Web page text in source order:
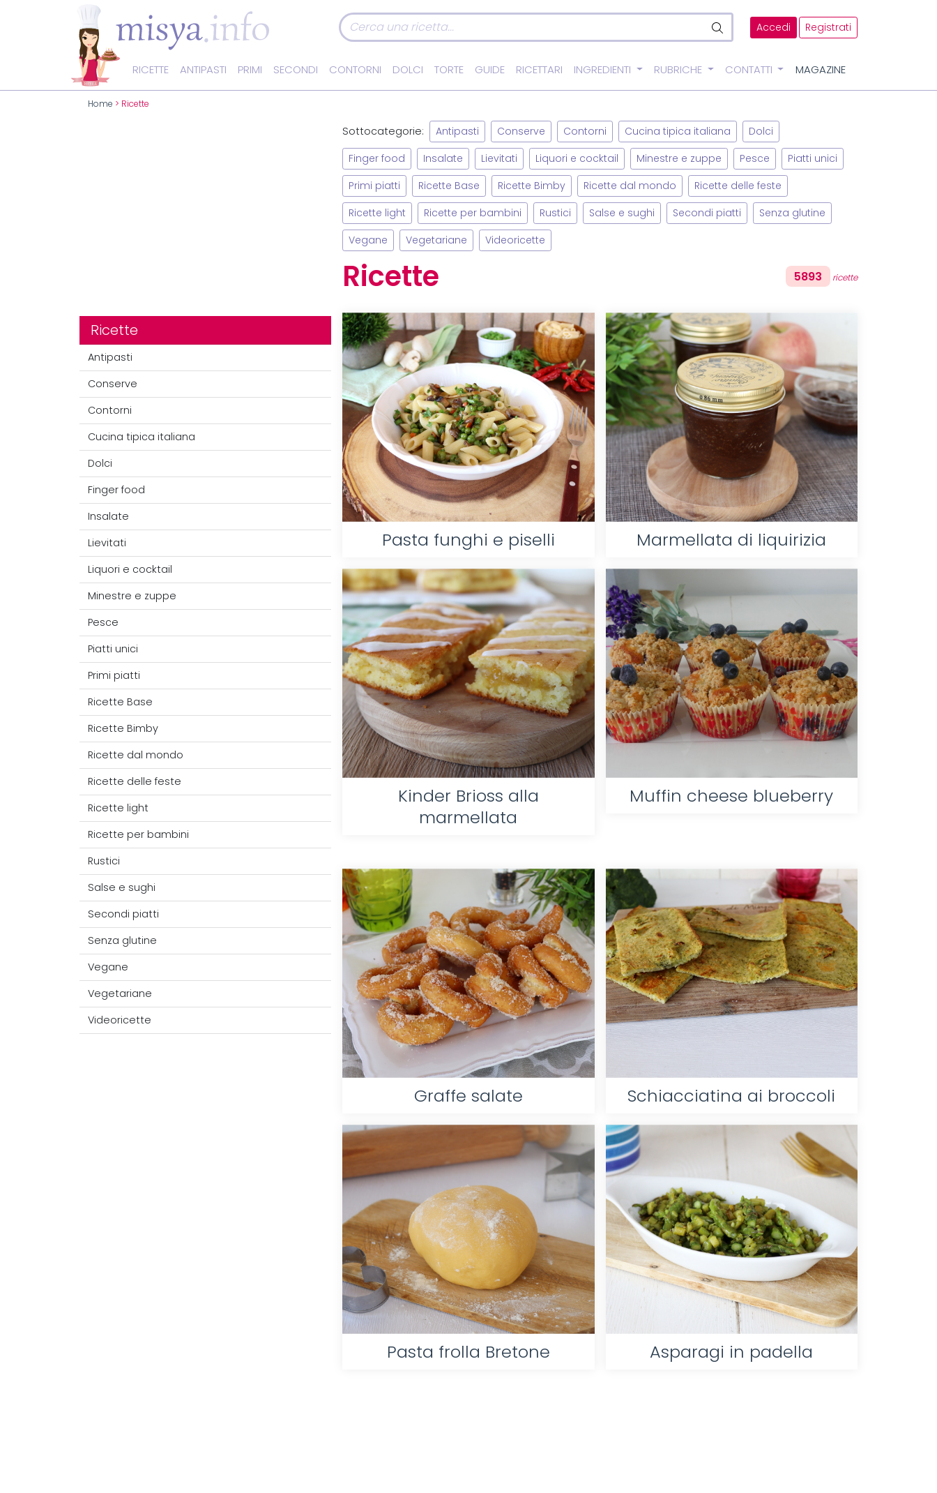
Accedi Registrati
RICETTE ANTIPASTI PRIMI SECONDI CONTORNI DOLCI TORTE GUIDE RICETTARI INGREDIENTI RUBRICHE CONTATTI MAGAZINE
Home > Ricette
Ricette
Antipasti
Conserve
Contorni
Cucina tipica italiana
Dolci
Finger food
Insalate
Lievitati
Liquori e cocktail
Minestre e zuppe
Pesce
Piatti unici
Primi piatti
Ricette Base
Ricette Bimby
Ricette dal mondo
Ricette delle feste
Ricette light
Ricette per bambini
Rustici
Salse e sughi
Secondi piatti
Senza glutine
Vegane
Vegetariane
Videoricette
Sottocategorie: Antipasti Conserve Contorni Cucina tipica italiana Dolci
Finger food Insalate Lievitati Liquori e cocktail Minestre e zuppe Pesce Piatti unici
Primi piatti Ricette Base Ricette Bimby Ricette dal mondo Ricette delle feste
Ricette light Ricette per bambini Rustici Salse e sughi Secondi piatti Senza glutine
Vegane Vegetariane Videoricette
Ricette 5893 ricette
Pasta funghi e piselli Marmellata di liquirizia
Kinder Brioss alla
marmellata
Muffin cheese blueberry
Graffe salate Schiacciatina ai broccoli
Pasta frolla Bretone Asparagi in padella